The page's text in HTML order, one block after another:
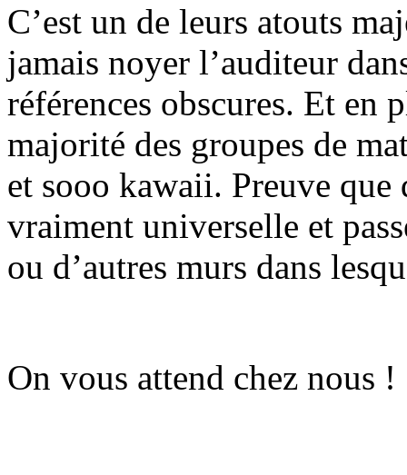
C’est un de leurs atouts
jamais noyer l’auditeur
références obscures. Et en
majorité des groupes de
et sooo kawaii. Preuve
vraiment universelle et
ou d’autres murs dans
On vous attend chez nous !